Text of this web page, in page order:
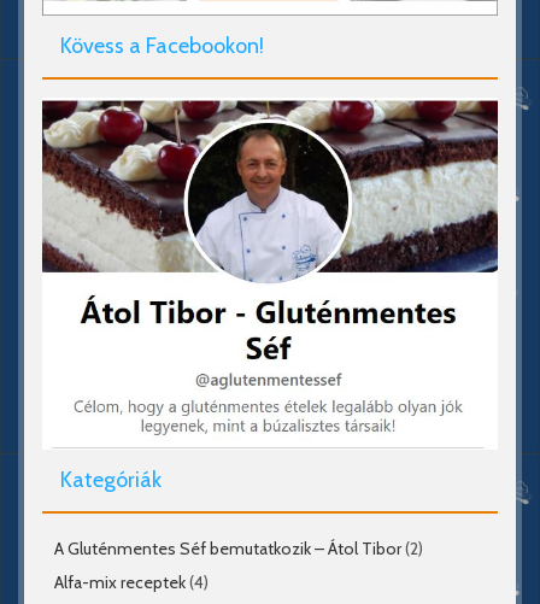
Kövess a Facebookon!
Kategóriák
A Gluténmentes Séf bemutatkozik – Átol Tibor(2)
Alfa-mix receptek(4)